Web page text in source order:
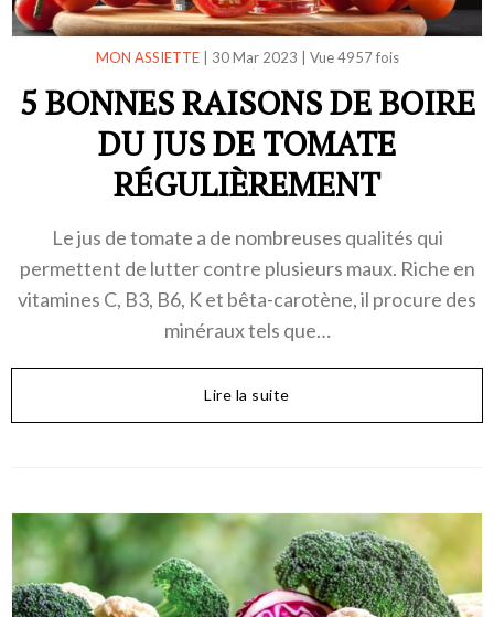
MON ASSIETTE| 30 Mar 2023 Vue 4957 fois
5 BONNES RAISONS DE BOIRE
DU JUS DE TOMATE
RÉGULIÈREMENT
Le jus de tomate a de nombreuses qualités qui
permettent de lutter contre plusieurs maux. Riche en
vitamines C, B3, B6, K et bêta-carotène, il procure des
minéraux tels que…
Lire la suite